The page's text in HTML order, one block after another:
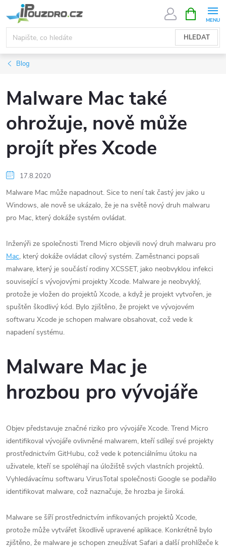
na
obsah
HLEDAT
NÁKUPNÍ
KOŠÍK
Blog
Malware Mac také
ohrožuje, nově může
projít přes Xcode
17.8.2020
Malware Mac může napadnout. Sice to není tak častý jev jako u
Windows, ale nově se ukázalo, že je na světě nový druh malwaru
pro Mac, který dokáže systém ovládat.
Inženýři ze společnosti Trend Micro objevili nový druh malwaru pro
Mac, který dokáže ovládat cílový systém. Zaměstnanci popsali
malware, který je součástí rodiny XCSSET, jako neobvyklou infekci
související s vývojovými projekty Xcode. Malware je neobvyklý,
protože je vložen do projektů Xcode, a když je projekt vytvořen, je
spuštěn škodlivý kód. Bylo zjištěno, že projekt ve vývojovém
softwaru Xcode je schopen malware obsahovat, což vede k
napadení systému.
Malware Mac je
hrozbou pro vývojáře
Objev představuje značné riziko pro vývojáře Xcode. Trend Micro
identifikoval vývojáře ovlivněné malwarem, kteří sdílejí své projekty
prostřednictvím GitHubu, což vede k potenciálnímu útoku na
uživatele, kteří se spoléhají na úložiště svých vlastních projektů.
Vyhledávacímu softwaru VirusTotal společnosti Google se podařilo
identifikovat malware, což naznačuje, že hrozba je široká.
Malware se šíří prostřednictvím infikovaných projektů Xcode,
protože může vytvářet škodlivě upravené aplikace. Konkrétně bylo
zjištěno, že malware je schopen zneužívat Safari a další prohlížeče k